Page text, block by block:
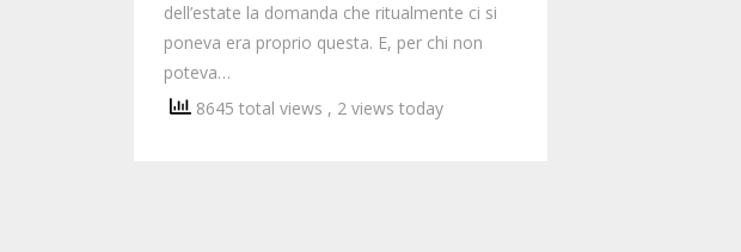
dell’estate la domanda che ritualmente ci si
poneva era proprio questa. E, per chi non
poteva…
8645 total views , 2 views today